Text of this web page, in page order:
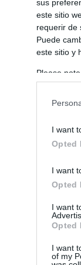
sus
este sitio
requerir de
Puede
este sitio y
Please
information
in below
I want
Opted
I want
Opted
I want
Opted
I want
of my